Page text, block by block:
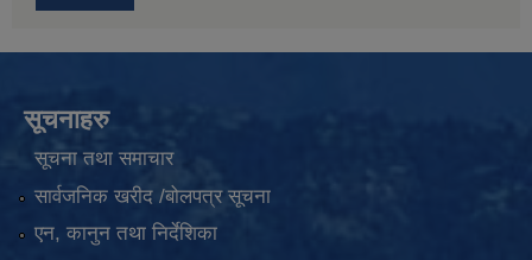
सूचनाहरु
सूचना तथा समाचार
सार्वजनिक खरीद /बोलपत्र सूचना
एन, कानुन तथा निर्देशिका